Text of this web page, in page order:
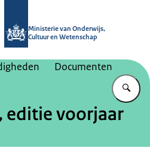
Ministerie van Onderwijs,
Cultuur en Wetenschap
Documenten
editie voorjaar